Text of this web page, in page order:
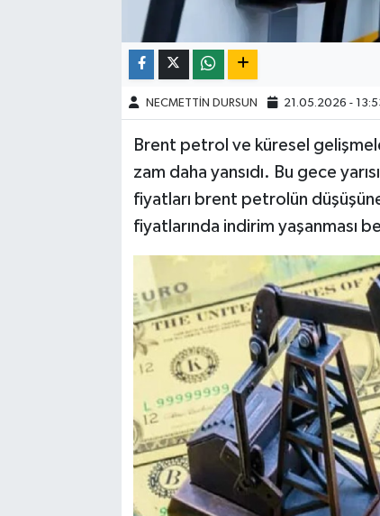
NECMETTİN DURSUN 21.05.2026 -
Brent petrol ve küresel
zam daha yansıdı. Bu gece
fiyatları brent petrolün
fiyatlarında indirim yaşanması